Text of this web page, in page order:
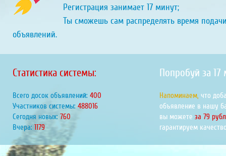
Регистрация занимает 17 минут;
Ты сможешь сам распределять время
объявлений.
Статистика системы:
Всего досок объявлений: 450
Участников системы: 547991
Сегодня новых: 853
Вчера: 1324
Попробуй за 17
Напоминаем, что
объявление в нашу
вы можете за 79
гарантируем